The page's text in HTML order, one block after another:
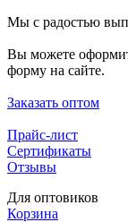
Мы с радостью
Вы можете
форму на сайте.
Заказать оптом
Прайс-лист
Сертификаты
Отзывы
Для оптовиков
Корзина